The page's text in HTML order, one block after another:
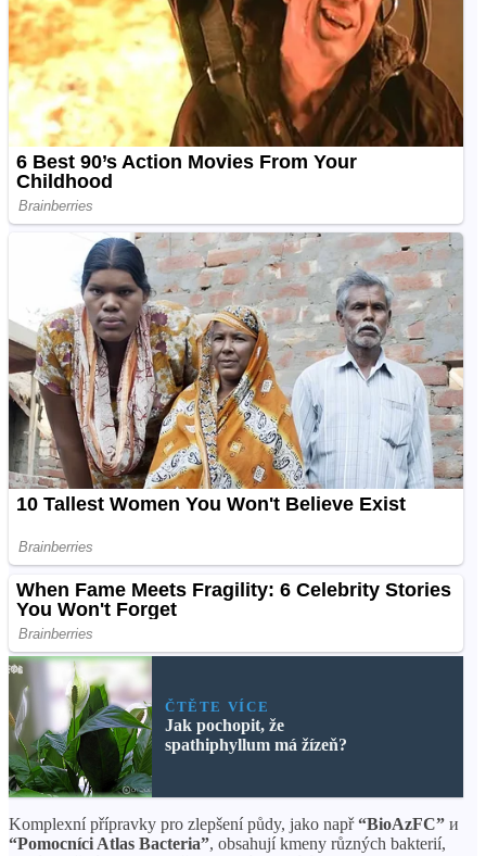
ČTĚTE VÍCE
Jak pochopit, že
spathiphyllum má žízeň?
Komplexní přípravky pro zlepšení půdy, jako např“BioAzFC” и
“Pomocníci Atlas Bacteria”, obsahují kmeny různých bakterií,